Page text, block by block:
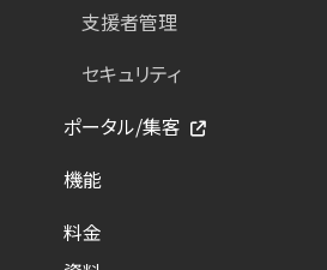
支援者管理
セキュリティ
ポータル/集客
機能
料金